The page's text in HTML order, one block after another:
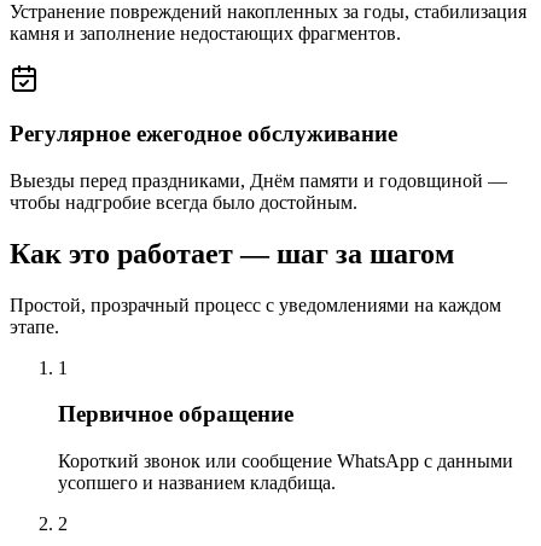
Устранение повреждений накопленных за годы, стабилизация
камня и заполнение недостающих фрагментов.
Регулярное ежегодное обслуживание
Выезды перед праздниками, Днём памяти и годовщиной —
чтобы надгробие всегда было достойным.
Как это работает — шаг за шагом
Простой, прозрачный процесс с уведомлениями на каждом
этапе.
1
Первичное обращение
Короткий звонок или сообщение WhatsApp с данными
усопшего и названием кладбища.
2